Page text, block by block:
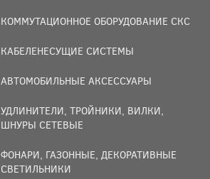
КОММУТАЦИОННОЕ ОБОРУДОВАНИЕ СКС
КАБЕЛЕНЕСУЩИЕ СИСТЕМЫ
АВТОМОБИЛЬНЫЕ АКСЕССУАРЫ
УДЛИНИТЕЛИ, ТРОЙНИКИ, ВИЛКИ,
ШНУРЫ СЕТЕВЫЕ
ФОНАРИ, ГАЗОННЫЕ, ДЕКОРАТИВНЫЕ
СВЕТИЛЬНИКИ